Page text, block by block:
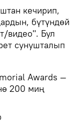
кечирип,
бүтүндөй
видео". Бул
сунушталып
Awards —
200 миң